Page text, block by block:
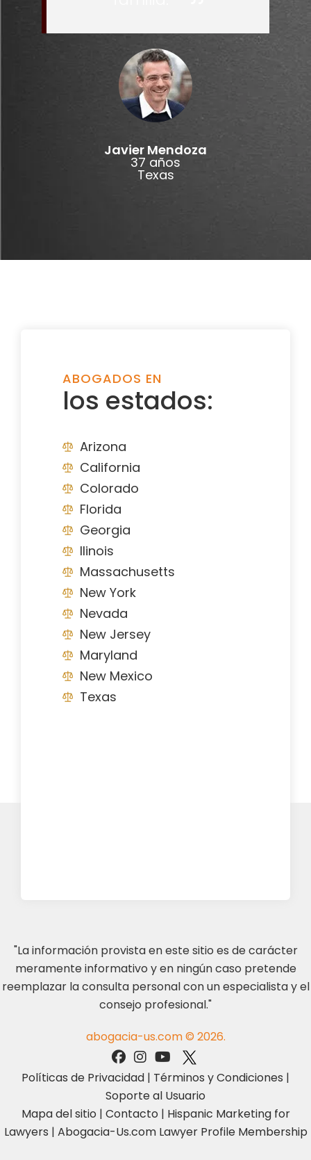
Javier Mendoza
37 años
Texas
ABOGADOS EN
los estados:
Arizona
California
Colorado
Florida
Georgia
Ilinois
Massachusetts
New York
Nevada
New Jersey
Maryland
New Mexico
Texas
"La información provista en este sitio es de carácter
meramente informativo y en ningún caso pretende
reemplazar la consulta personal con un especialista y el
consejo profesional."
abogacia-us.com © 2026.
Políticas de Privacidad | Términos y Condiciones |
Soporte al Usuario
Mapa del sitio | Contacto | Hispanic Marketing for
Lawyers | Abogacia-Us.com Lawyer Profile Membership